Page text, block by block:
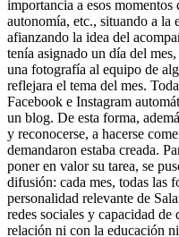
importancia a esos
autonomía, etc., situando a la
afianzando la idea del
tenía asignado un día del
una fotografía al equipo de
reflejara el tema del mes.
Facebook e Instagram
un blog. De esta forma,
y reconocerse, a hacerse
demandaron estaba creada.
poner en valor su tarea, se
difusión: cada mes, todas las
personalidad relevante de
redes sociales y capacidad
relación ni con la educación